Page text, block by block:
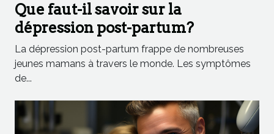
Que faut-il savoir sur la
dépression post-partum?
La dépression post-partum frappe de nombreuses
jeunes mamans à travers le monde. Les symptômes
de...